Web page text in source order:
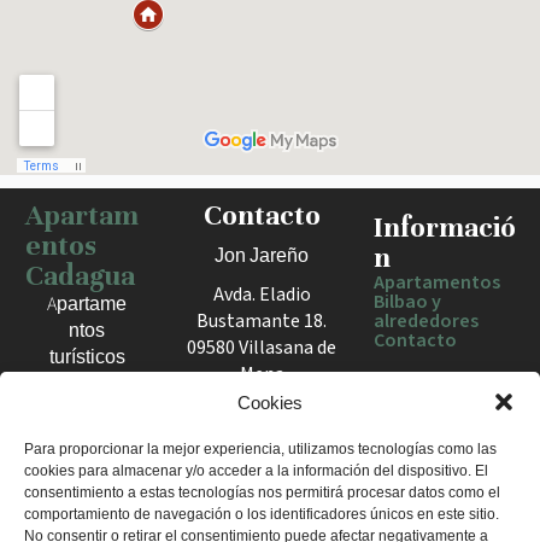
Cookies
Para proporcionar la mejor experiencia, utilizamos tecnologías como las
cookies para almacenar y/o acceder a la información del dispositivo. El
consentimiento a estas tecnologías nos permitirá procesar datos como el
comportamiento de navegación o los identificadores únicos en este sitio.
No consentir o retirar el consentimiento puede afectar negativamente a
Haz clic para activar el mapa
Apartam
entos
Cadagua
Apartame
ntos
turísticos
el Valle
de Mena.
Estancias
cómodas
Contacto
Jon Jareño
Avda. Eladio
Bustamante 18.
09580 Villasana de
Mena
España
+34 675 602
960
apartamentosc
Informació
n
Apartamentos
Bilbao y
alrededores
Contacto